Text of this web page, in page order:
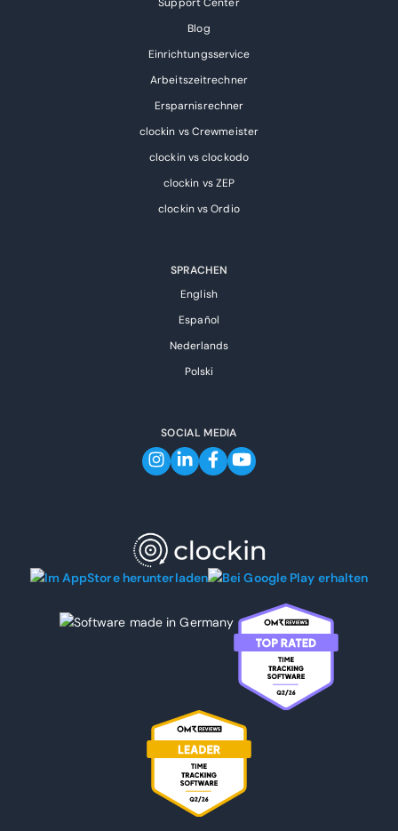
Blog
Einrichtungsservice
Arbeitszeitrechner
Ersparnisrechner
clockin vs Crewmeister
clockin vs clockodo
clockin vs ZEP
clockin vs Ordio
SPRACHEN
English
Español
Nederlands
Polski
SOCIAL MEDIA